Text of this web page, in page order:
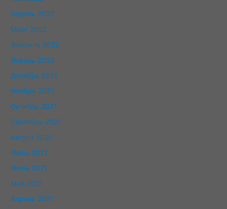
Апрель 2022
Март 2022
Февраль 2022
Январь 2022
Декабрь 2021
Ноябрь 2021
Октябрь 2021
Сентябрь 2021
Август 2021
Июль 2021
Июнь 2021
Май 2021
Апрель 2021